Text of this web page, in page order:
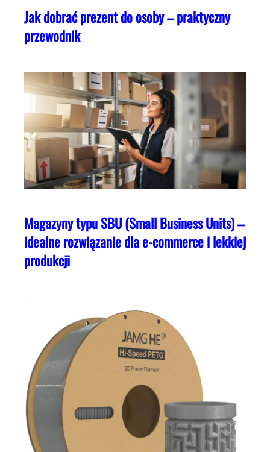
Jak dobrać prezent do osoby – praktyczny
przewodnik
Magazyny typu SBU (Small Business Units) –
idealne rozwiązanie dla e-commerce i lekkiej
produkcji